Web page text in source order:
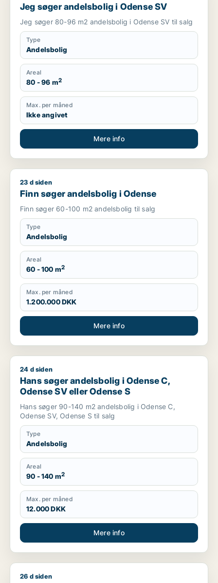
Jeg søger andelsbolig i Odense SV
Jeg søger 80-96 m2 andelsbolig i Odense SV til salg
Type
Andelsbolig
Areal
80 - 96 m2
Max. per måned
Ikke angivet
Mere info
Finn søger andelsbolig i Odense
23 d siden
Finn søger andelsbolig i Odense
Finn søger 60-100 m2 andelsbolig til salg
Type
Andelsbolig
Areal
60 - 100 m2
Max. per måned
1.200.000 DKK
Mere info
Hans søger andelsbolig i Odense C, Odense SV eller
24 d siden
Hans søger andelsbolig i Odense C,
Odense SV eller Odense S
Hans søger 90-140 m2 andelsbolig i Odense C,
Odense SV, Odense S til salg
Type
Andelsbolig
Areal
90 - 140 m2
Max. per måned
12.000 DKK
Mere info
Stinne søger andelsbolig i Odense
26 d siden